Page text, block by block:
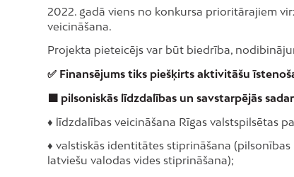
2022. gadā viens no konkursa prioritārajiem
veicināšana.
Projekta pieteicējs var būt biedrība,
✅ Finansējums tiks piešķirts aktivitāšu
🟩 pilsoniskās līdzdalības un savstarpējās
♦ līdzdalības veicināšana Rīgas valstspilsētas
♦ valstiskās identitātes stiprināšana
latviešu valodas vides stiprināšana);